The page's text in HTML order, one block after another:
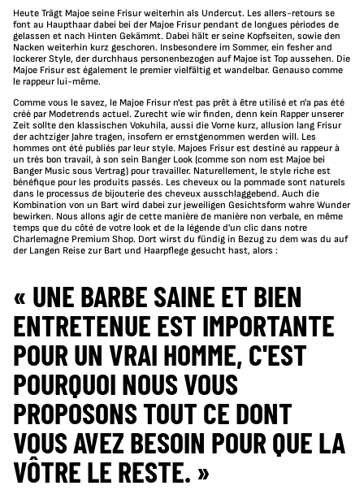
Heute Trägt Majoe seine Frisur weiterhin als Undercut. Les allers-retours se
font au Haupthaar dabei bei der Majoe Frisur pendant de longues périodes de
gelassen et nach Hinten Gekämmt. Dabei hält er seine Kopfseiten, sowie den
Nacken weiterhin kurz geschoren. Insbesondere im Sommer, ein fesher and
lockerer Style, der durchhaus personenbezogen auf Majoe ist Top aussehen. Die
Majoe Frisur est également le premier vielfältig et wandelbar. Genauso comme
le rappeur lui-même.
Comme vous le savez, le Majoe Frisur n'est pas prêt à être utilisé et n'a pas été
créé par Modetrends actuel. Zurecht wie wir finden, denn kein Rapper unserer
Zeit sollte den klassischen Vokuhila, aussi die Vorne kurz, allusion lang Frisur
der achtziger Jahre tragen, insofern er ernstgenommen werden will. Les
hommes ont été publiés par leur style. Majoes Frisur est destiné au rappeur à
un très bon travail, à son sein Banger Look (comme son nom est Majoe bei
Banger Music sous Vertrag) pour travailler. Naturellement, le style riche est
bénéfique pour les produits passés. Les cheveux ou la pommade sont naturels
dans le processus de bijouterie des cheveux ausschlaggebend. Auch die
Kombination von un Bart wird dabei zur jeweiligen Gesichtsform wahre Wunder
bewirken. Nous allons agir de cette manière de manière non verbale, en même
temps que du côté de votre look et de la légende d'un clic dans notre
Charlemagne Premium Shop. Dort wirst du fündig in Bezug zu dem was du auf
der Langen Reise zur Bart und Haarpflege gesucht hast, alors :
« UNE BARBE SAINE ET BIEN
ENTRETENUE EST IMPORTANTE
POUR UN VRAI HOMME, C'EST
POURQUOI NOUS VOUS
PROPOSONS TOUT CE DONT
VOUS AVEZ BESOIN POUR QUE LA
VÔTRE LE RESTE. »